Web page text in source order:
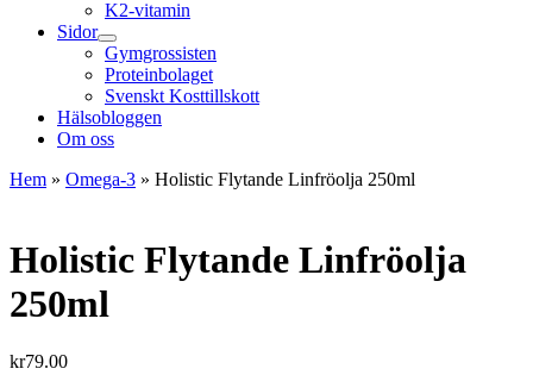
K2-vitamin
Sidor
Gymgrossisten
Proteinbolaget
Svenskt Kosttillskott
Hälsobloggen
Om oss
Hem » Omega-3 » Holistic Flytande Linfröolja 250ml
Holistic Flytande Linfröolja
250ml
kr79.00